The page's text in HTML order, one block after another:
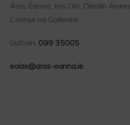
Áras Éanna, Inis Oírr, Oileáin Árann
Contae na Gaillimhe
Guthán: 099 35005
eolas@aras-eanna.ie